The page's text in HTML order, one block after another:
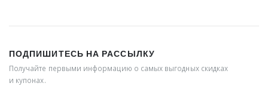
ПОДПИШИТЕСЬ НА РАССЫЛКУ
Получайте первыми информацию о самых выгодных скидках
и купонах.